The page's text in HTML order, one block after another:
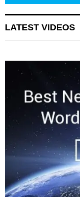
LATEST VIDEOS